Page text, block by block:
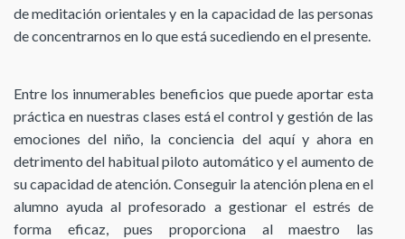
de meditación orientales y en la capacidad de las personas
de concentrarnos en lo que está sucediendo en el presente.
Entre los innumerables beneficios que puede aportar esta
práctica en nuestras clases está el control y gestión de las
emociones del niño, la conciencia del aquí y ahora en
detrimento del habitual piloto automático y el aumento de
su capacidad de atención. Conseguir la atención plena en el
alumno ayuda al profesorado a gestionar el estrés de
forma eficaz, pues proporciona al maestro las